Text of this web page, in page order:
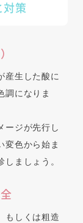
策
産生した酸に
調になりま
ージが先行し
変色から始ま
ましょう。
もしくは粗造